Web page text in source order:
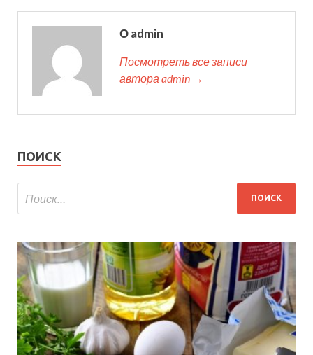
О admin
Посмотреть все записи
автора admin →
ПОИСК